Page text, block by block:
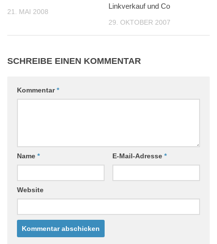
21. MAI 2008
Linkverkauf und Co
29. OKTOBER 2007
SCHREIBE EINEN KOMMENTAR
Kommentar*
Name * E-Mail-Adresse *
Website